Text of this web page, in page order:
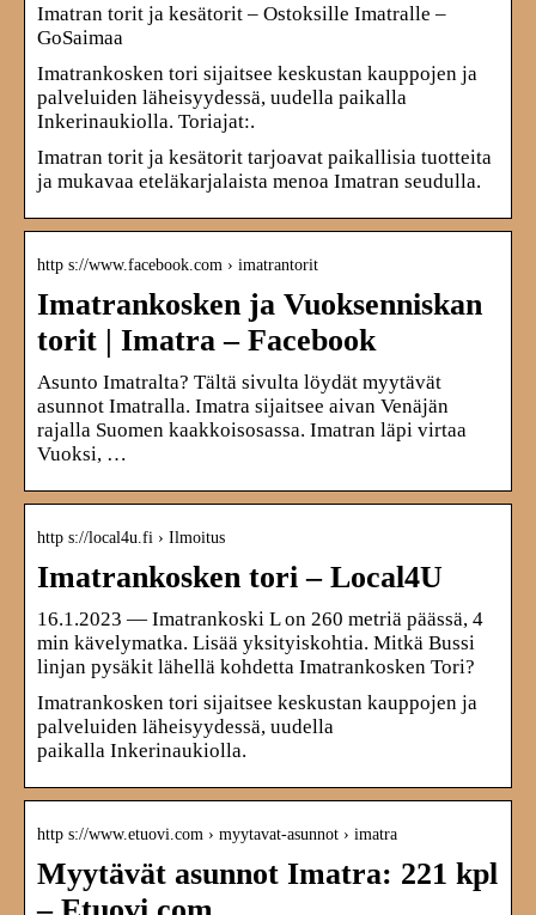
Imatran torit ja kesätorit – Ostoksille Imatralle –
GoSaimaa
Imatrankosken tori sijaitsee keskustan kauppojen ja
palveluiden läheisyydessä, uudella paikalla
Inkerinaukiolla. Toriajat:.
Imatran torit ja kesätorit tarjoavat paikallisia tuotteita
ja mukavaa eteläkarjalaista menoa Imatran seudulla.
http s://www.facebook.com › imatrantorit
Imatrankosken ja Vuoksenniskan
torit | Imatra – Facebook
Asunto Imatralta? Tältä sivulta löydät myytävät
asunnot Imatralla. Imatra sijaitsee aivan Venäjän
rajalla Suomen kaakkoisosassa. Imatran läpi virtaa
Vuoksi, …
http s://local4u.fi › Ilmoitus
Imatrankosken tori – Local4U
16.1.2023 — Imatrankoski L on 260 metriä päässä, 4
min kävelymatka. Lisää yksityiskohtia. Mitkä Bussi
linjan pysäkit lähellä kohdetta Imatrankosken Tori?
Imatrankosken tori sijaitsee keskustan kauppojen ja
palveluiden läheisyydessä, uudella
paikalla Inkerinaukiolla.
http s://www.etuovi.com › myytavat-asunnot › imatra
Myytävät asunnot Imatra: 221 kpl